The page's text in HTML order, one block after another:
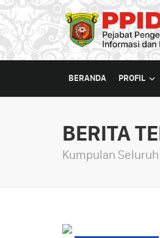
BERANDA PROFIL
BERITA
Kumpulan